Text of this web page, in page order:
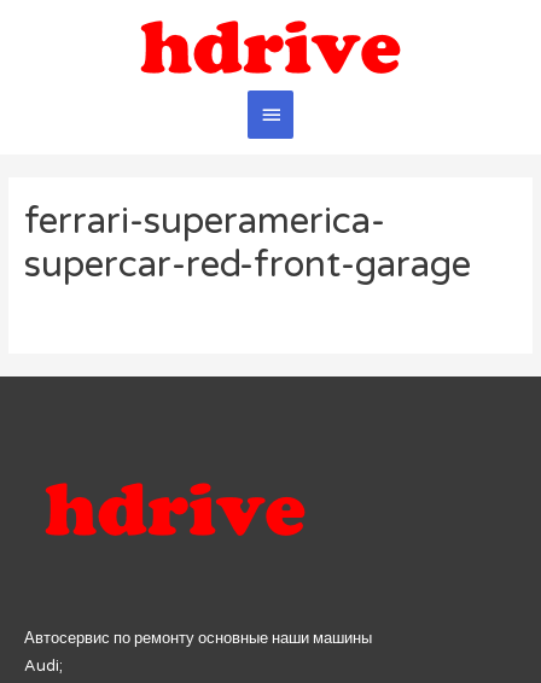
Главное
ferrari-superamerica-
supercar-red-front-garage
Автосервис по ремонту основные наши машины
Audi;